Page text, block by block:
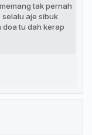
tak pernah
aje sibuk
tu dah kerap